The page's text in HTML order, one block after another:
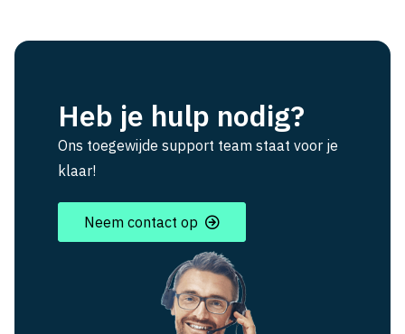
Heb je hulp nodig?
Ons toegewijde support team staat voor je
klaar!
Neem contact op